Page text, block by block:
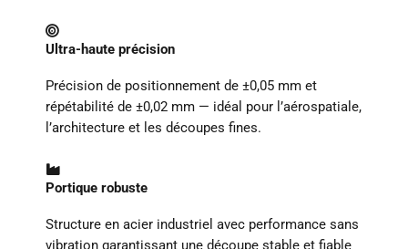
Ultra-haute précision
Précision de positionnement de ±0,05 mm et
répétabilité de ±0,02 mm — idéal pour l’aérospatiale,
l’architecture et les découpes fines.
Portique robuste
Structure en acier industriel avec performance sans
vibration garantissant une découpe stable et fiable